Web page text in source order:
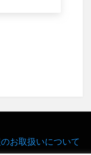
お取扱いについて